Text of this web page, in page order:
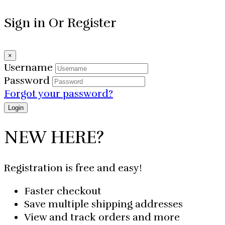
Sign in Or Register
×
Username
Password
Forgot your password?
NEW HERE?
Registration is free and easy!
Faster checkout
Save multiple shipping addresses
View and track orders and more